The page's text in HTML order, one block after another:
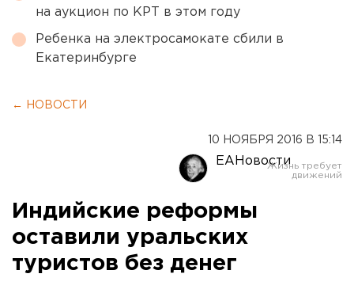
на аукцион по КРТ в этом году
Ребенка на электросамокате сбили в
Екатеринбурге
← НОВОСТИ
10 НОЯБРЯ 2016 В 15:14
ЕАНовости
Индийские реформы
оставили уральских
туристов без денег